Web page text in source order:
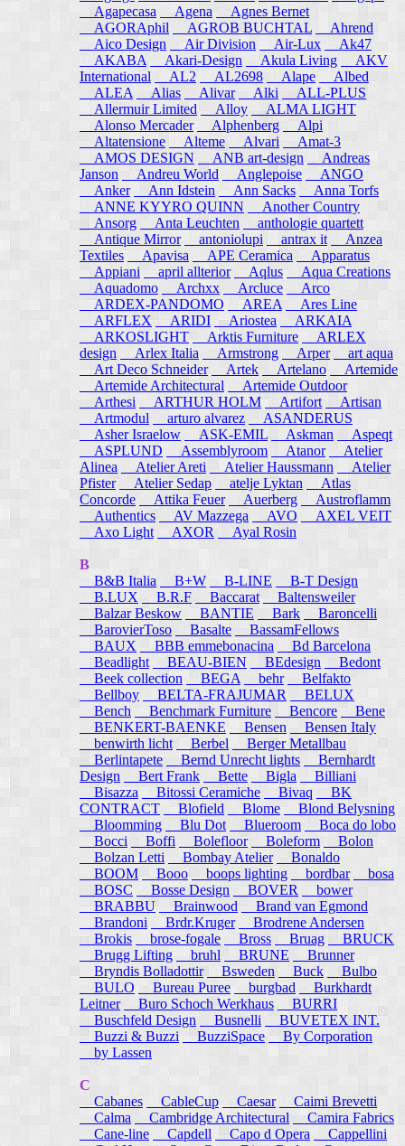
Agapecasa
Agena
Agnes Bernet
AGORAphil
AGROB BUCHTAL
Ahrend
Aico Design
Air Division Air-Lux
Ak47
AKABA
Akari-Design Akula Living
AKV
International
AL2 AL2698 Alape
Albed
ALEA
Alias Alivar Alki
ALL-PLUS
Allermuir Limited
Alloy
ALMA LIGHT
Alonso Mercader
Alphenberg
Alpi
Altatensione
Alteme Alvari
Amat-3
AMOS DESIGN
ANB art-design
Andreas
Janson
Andreu World Anglepoise
ANGO
Anker
Ann Idstein Ann Sacks
Anna Torfs
ANNE KYYRO QUINN
Another Country
Ansorg
Anta Leuchten
anthologie quartett
Antique Mirror
antoniolupi antrax it
Anzea
Textiles
Apavisa APE Ceramica
Apparatus
Appiani
april allterior Aqlus Aqua Creations
Aquadomo
Archxx Arcluce
Arco
ARDEX-PANDOMO
AREA
Ares Line
ARFLEX
ARIDI Ariostea
ARKAIA
ARKOSLIGHT
Arktis Furniture
ARLEX
design
Arlex Italia Armstrong Arper
art aqua
Art Deco Schneider
Artek Artelano
Artemide
Artemide Architectural
Artemide Outdoor
Arthesi
ARTHUR HOLM Artifort
Artisan
Artmodul
arturo alvarez
ASANDERUS
Asher Israelow
ASK-EMIL Askman
Aspeqt
ASPLUND
Assemblyroom Atanor
Atelier
Alinea
Atelier Areti Atelier Haussmann
Atelier
Pfister
Atelier Sedap atelje Lyktan
Atlas
Concorde
Attika Feuer Auerberg
Austroflamm
Authentics
AV Mazzega AVO
AXEL VEIT
Axo Light
AXOR Ayal Rosin
B
B&B Italia
B+W B-LINE
B-T Design
B.LUX
B.R.F Baccarat
Baltensweiler
Balzar Beskow
BANTIE Bark
Baroncelli
BarovierToso
Basalte
BassamFellows
BAUX
BBB emmebonacina
Bd Barcelona
Beadlight
BEAU-BIEN BEdesign
Bedont
Beek collection
BEGA behr
Belfakto
Bellboy
BELTA-FRAJUMAR
BELUX
Bench
Benchmark Furniture Bencore
Bene
BENKERT-BAENKE
Bensen
Bensen Italy
benwirth licht
Berbel
Berger Metallbau
Berlintapete
Bernd Unrecht lights
Bernhardt
Design
Bert Frank Bette Bigla
Billiani
Bisazza
Bitossi Ceramiche Bivaq
BK
CONTRACT
Blofield Blome Blond Belysning
Bloomming
Blu Dot Blueroom
Boca do lobo
Bocci
Boffi Bolefloor Boleform
Bolon
Bolzan Letti
Bombay Atelier
Bonaldo
BOOM
Booo boops lighting bordbar
bosa
BOSC
Bosse Design BOVER
bower
BRABBU
Brainwood
Brand van Egmond
Brandoni
Brdr.Kruger
Brodrene Andersen
Brokis
brose-fogale Bross Bruag
BRUCK
Brugg Lifting
bruhl BRUNE
Brunner
Bryndis Bolladottir
Bsweden Buck
Bulbo
BULO
Bureau Puree burgbad
Burkhardt
Leitner
Buro Schoch Werkhaus
BURRI
Buschfeld Design
Busnelli
BUVETEX INT.
Buzzi & Buzzi
BuzziSpace By Corporation
by Lassen
C
Cabanes
CableCup Caesar
Caimi Brevetti
Calma
Cambridge Architectural
Camira Fabrics
Cane-line
Capdell Capo d Opera
Cappellini